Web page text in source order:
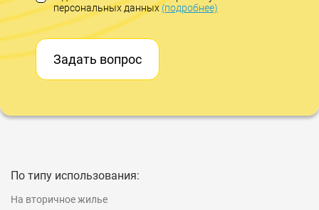
персональных данных(подробнее)
Задать вопрос
По типу использования:
На вторичное жилье